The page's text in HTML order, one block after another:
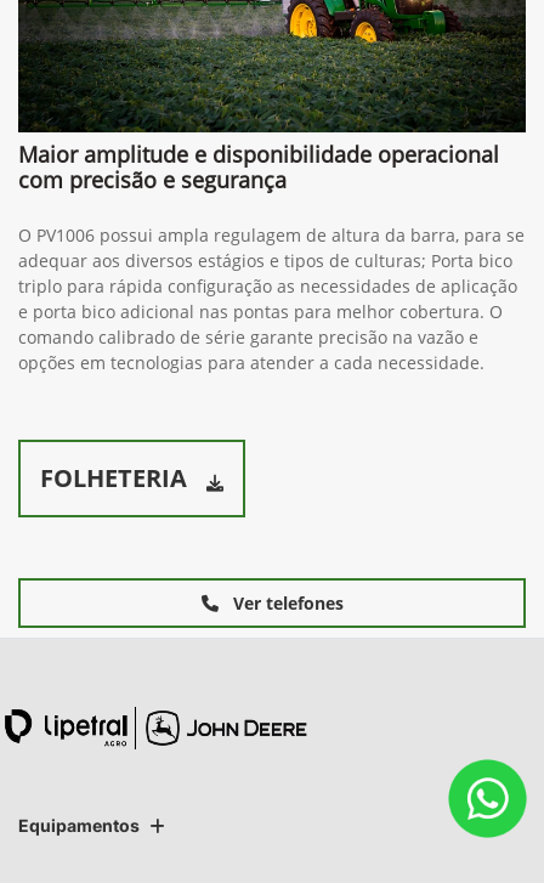
Maior amplitude e disponibilidade operacional
com precisão e segurança
O PV1006 possui ampla regulagem de altura da barra, para se
adequar aos diversos estágios e tipos de culturas; Porta bico
triplo para rápida configuração as necessidades de aplicação
e porta bico adicional nas pontas para melhor cobertura. O
comando calibrado de série garante precisão na vazão e
opções em tecnologias para atender a cada necessidade.
FOLHETERIA
Ver telefones
Equipamentos